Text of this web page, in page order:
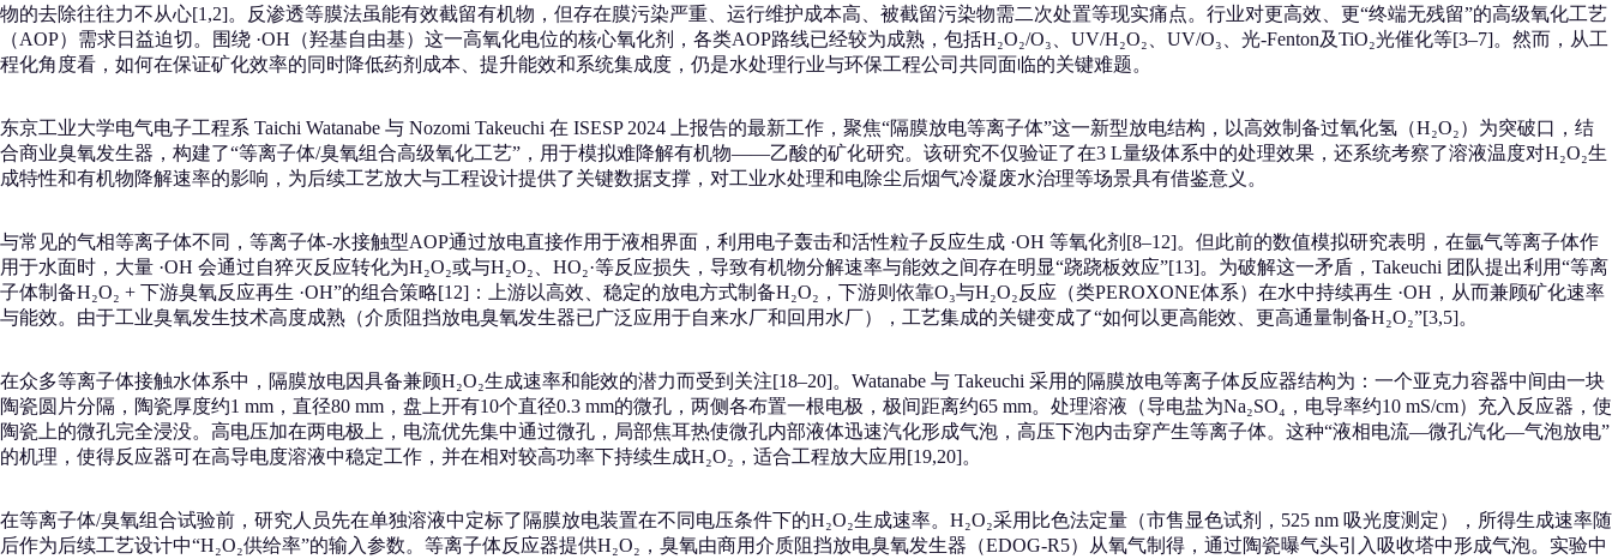
物的去除往往力不从心[1,2]。反渗透等膜法虽能有效截留有机物，但存在膜污染严重、运行维护成本高、被截留污染物需二次处置等现实痛点。行业对更高效、更“终端无残留”的高级氧化工艺
（AOP）需求日益迫切。围绕 ·OH（羟基自由基）这一高氧化电位的核心氧化剂，各类AOP路线已经较为成熟，包括H₂O₂/O₃、UV/H₂O₂、UV/O₃、光-Fenton及TiO₂光催化等[3–7]。然而，从工
程化角度看，如何在保证矿化效率的同时降低药剂成本、提升能效和系统集成度，仍是水处理行业与环保工程公司共同面临的关键难题。
东京工业大学电气电子工程系 Taichi Watanabe 与 Nozomi Takeuchi 在 ISESP 2024 上报告的最新工作，聚焦“隔膜放电等离子体”这一新型放电结构，以高效制备过氧化氢（H₂O₂）为突破口，结
合商业臭氧发生器，构建了“等离子体/臭氧组合高级氧化工艺”，用于模拟难降解有机物——乙酸的矿化研究。该研究不仅验证了在3 L量级体系中的处理效果，还系统考察了溶液温度对H₂O₂生
成特性和有机物降解速率的影响，为后续工艺放大与工程设计提供了关键数据支撑，对工业水处理和电除尘后烟气冷凝废水治理等场景具有借鉴意义。
与常见的气相等离子体不同，等离子体-水接触型AOP通过放电直接作用于液相界面，利用电子轰击和活性粒子反应生成 ·OH 等氧化剂[8–12]。但此前的数值模拟研究表明，在氩气等离子体作
用于水面时，大量 ·OH 会通过自猝灭反应转化为H₂O₂或与H₂O₂、HO₂·等反应损失，导致有机物分解速率与能效之间存在明显“跷跷板效应”[13]。为破解这一矛盾，Takeuchi 团队提出利用“等离
子体制备H₂O₂ + 下游臭氧反应再生 ·OH”的组合策略[12]：上游以高效、稳定的放电方式制备H₂O₂，下游则依靠O₃与H₂O₂反应（类PEROXONE体系）在水中持续再生 ·OH，从而兼顾矿化速率
与能效。由于工业臭氧发生技术高度成熟（介质阻挡放电臭氧发生器已广泛应用于自来水厂和回用水厂），工艺集成的关键变成了“如何以更高能效、更高通量制备H₂O₂”[3,5]。
在众多等离子体接触水体系中，隔膜放电因具备兼顾H₂O₂生成速率和能效的潜力而受到关注[18–20]。Watanabe 与 Takeuchi 采用的隔膜放电等离子体反应器结构为：一个亚克力容器中间由一块
陶瓷圆片分隔，陶瓷厚度约1 mm，直径80 mm，盘上开有10个直径0.3 mm的微孔，两侧各布置一根电极，极间距离约65 mm。处理溶液（导电盐为Na₂SO₄，电导率约10 mS/cm）充入反应器，使
陶瓷上的微孔完全浸没。高电压加在两电极上，电流优先集中通过微孔，局部焦耳热使微孔内部液体迅速汽化形成气泡，高压下泡内击穿产生等离子体。这种“液相电流—微孔汽化—气泡放电”
的机理，使得反应器可在高导电度溶液中稳定工作，并在相对较高功率下持续生成H₂O₂，适合工程放大应用[19,20]。
在等离子体/臭氧组合试验前，研究人员先在单独溶液中定标了隔膜放电装置在不同电压条件下的H₂O₂生成速率。H₂O₂采用比色法定量（市售显色试剂，525 nm 吸光度测定），所得生成速率随
后作为后续工艺设计中“H₂O₂供给率”的输入参数。等离子体反应器提供H₂O₂，臭氧由商用介质阻挡放电臭氧发生器（EDOG-R5）从氧气制得，通过陶瓷曝气头引入吸收塔中形成气泡。实验中